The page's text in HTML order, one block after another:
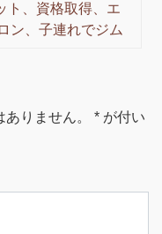
ト、資格取得、エ
ン、子連れでジム
りません。 * が付い